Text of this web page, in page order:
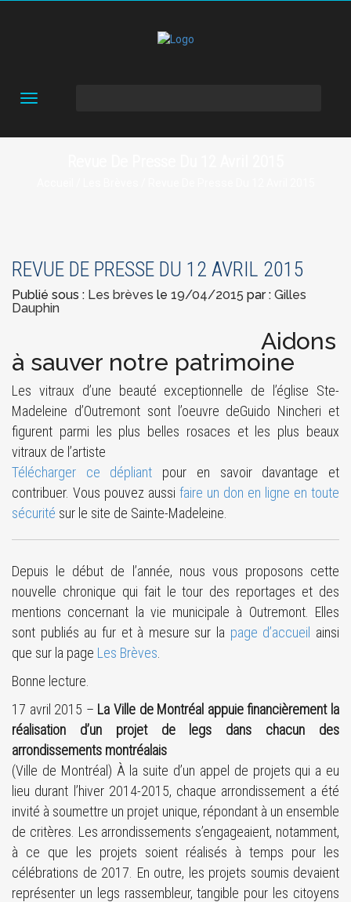
Toggle
REVUE DE PRESSE DU 12 AVRIL 2015
Publié sous : Les brèves le 19/04/2015 par : Gilles
Dauphin
Aidons
à sauver notre patrimoine
Les vitraux d’une beauté exceptionnelle de l’église Ste-
Madeleine d’Outremont sont l’oeuvre deGuido Nincheri et
figurent parmi les plus belles rosaces et les plus beaux
vitraux de l’artiste
Télécharger ce dépliant pour en savoir davantage et
contribuer. Vous pouvez aussi faire un don en ligne en toute
sécurité sur le site de Sainte-Madeleine.
Depuis le début de l’année, nous vous proposons cette
nouvelle chronique qui fait le tour des reportages et des
mentions concernant la vie municipale à Outremont. Elles
sont publiés au fur et à mesure sur la page d’accueil ainsi
que sur la page Les Brèves
Bonne lecture.
17 avril 2015 – La Ville de Montréal appuie financièrement la
réalisation d’un projet de legs dans chacun des
arrondissements montréalais
(Ville de Montréal) À la suite d’un appel de projets qui a eu
lieu durant l’hiver 2014-2015, chaque arrondissement a été
invité à soumettre un projet unique, répondant à un ensemble
de critères. Les arrondissements s’engageaient, notamment,
à ce que les projets soient réalisés à temps pour les
célébrations de 2017. En outre, les projets soumis devaient
représenter un legs rassembleur, tangible pour les citoyens